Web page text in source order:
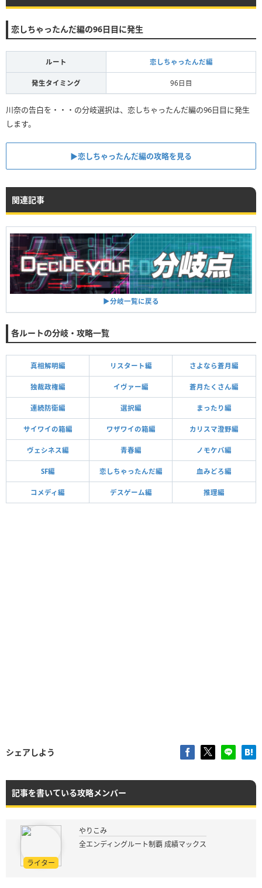
恋しちゃったんだ編の96日目に発生
ルート 恋しちゃったんだ編
発生タイミング 96日目
川奈の告白を・・・の分岐選択は、恋しちゃったんだ編の96日目に発生
します。
▶︎恋しちゃったんだ編の攻略を見る
関連記事
▶︎分岐一覧に戻る
各ルートの分岐・攻略一覧
真相解明編 リスタート編 さよなら蒼月編
独裁政権編 イヴァー編 蒼月たくさん編
連続防衛編 選択編 まったり編
サイワイの箱編 ワザワイの箱編 カリスマ澄野編
ヴェシネス編 青春編 ノモケバ編
SF編 恋しちゃったんだ編 血みどろ編
コメディ編 デスゲーム編 推理編
シェアしよう
記事を書いている攻略メンバー
ライター
やりこみ
全エンディングルート制覇 成績マックス